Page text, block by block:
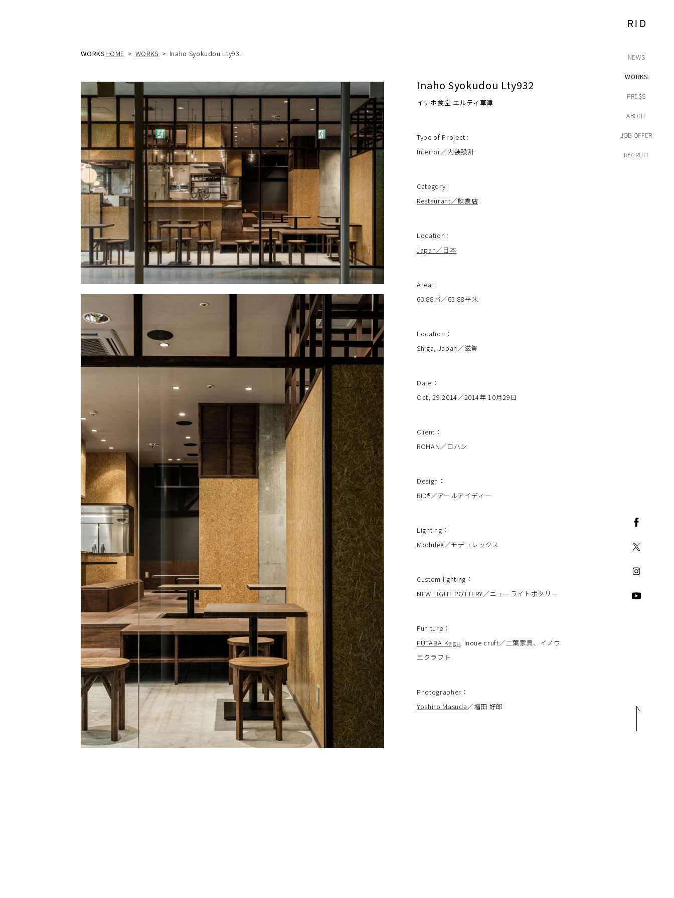
NEWS
WORKS
PRESS
ABOUT
JOB OFFER
RECRUIT
WORKSHOME WORKS Inaho Syokudou Lty93...
Inaho Syokudou Lty932
イナホ食堂 エルティ草津
Type of Project :
Interior／内装設計
Category :
Restaurant／飲食店
Location :
Japan／日本
Area :
63.88㎡／63.88平米
Location ：
Shiga, Japan／滋賀
Date ：
Oct, 29 2014／2014年 10月29日
Client ：
ROHAN／ロハン
Design ：
RID®︎／アールアイディー
Lighting ：
ModuleX／モデュレックス
Custom lighting ：
NEW LIGHT POTTERY／ニューライトポタリー
Funiture ：
FUTABA Kagu, Inoue cruft／二葉家具、イノウ
エクラフト
Photographer ：
Yoshiro Masuda／増田 好郎